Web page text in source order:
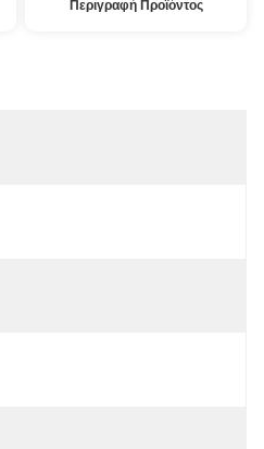
Περιγραφή Προϊόντος